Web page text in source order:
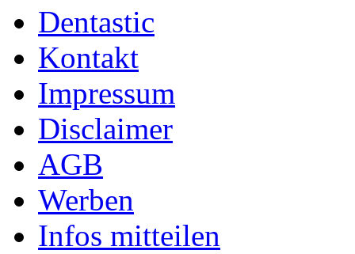
Dentastic
Kontakt
Impressum
Disclaimer
AGB
Werben
Infos mitteilen